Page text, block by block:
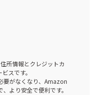
所情報とクレジットカ
スです。
要がなくなり、Amazon
より安全で便利です。